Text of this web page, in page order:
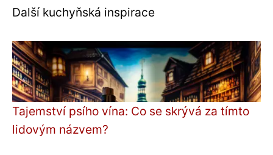
Další kuchyňská inspirace
Tajemství psího vína: Co se skrývá za tímto
lidovým názvem?